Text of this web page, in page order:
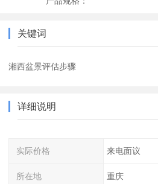
关键词
湘西盆景评估步骤
详细说明
实际价格 来电面议
所在地 重庆